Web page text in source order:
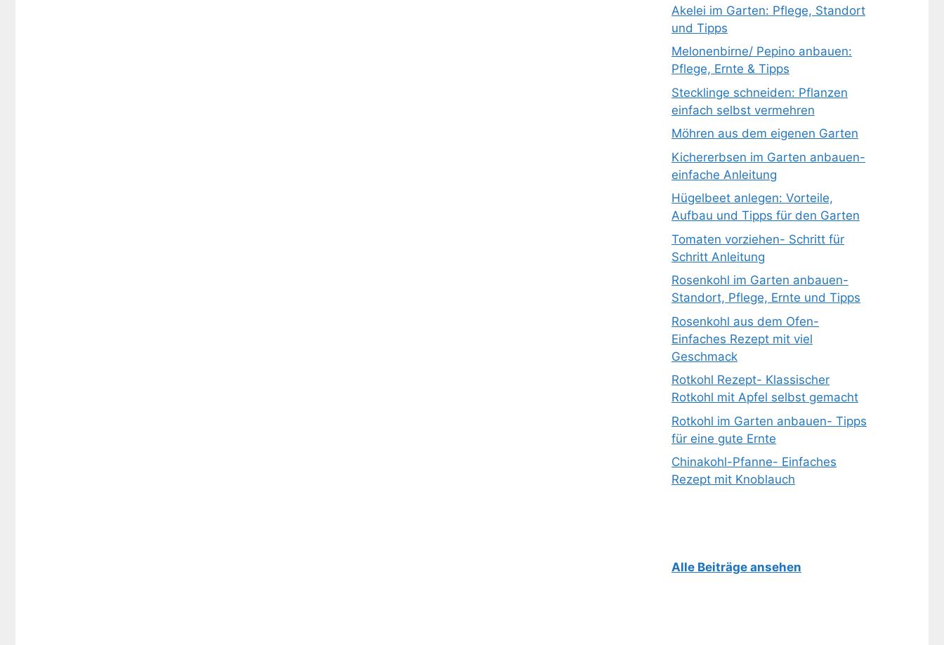
Akelei im Garten: Pflege, Standort
und Tipps
Melonenbirne/ Pepino anbauen:
Pflege, Ernte & Tipps
Stecklinge schneiden: Pflanzen
einfach selbst vermehren
Möhren aus dem eigenen Garten
Kichererbsen im Garten anbauen-
einfache Anleitung
Hügelbeet anlegen: Vorteile,
Aufbau und Tipps für den Garten
Tomaten vorziehen- Schritt für
Schritt Anleitung
Rosenkohl im Garten anbauen-
Standort, Pflege, Ernte und Tipps
Rosenkohl aus dem Ofen-
Einfaches Rezept mit viel
Geschmack
Rotkohl Rezept- Klassischer
Rotkohl mit Apfel selbst gemacht
Rotkohl im Garten anbauen- Tipps
für eine gute Ernte
Chinakohl-Pfanne- Einfaches
Rezept mit Knoblauch
Alle Beiträge ansehen